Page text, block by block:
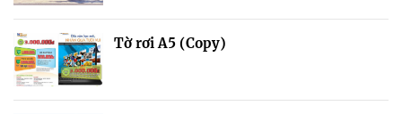
Tờ rơi A5 (Copy)